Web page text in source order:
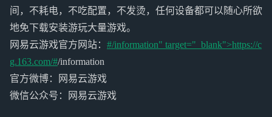
间，不耗电，不吃配置，不发烫，任何设备都可以随心所欲
地免下载安装游玩大量游戏。
网易云游戏官方网站： #/information" target="_blank">https://c
g.163.com/#/information
官方微博：网易云游戏
微信公众号：网易云游戏